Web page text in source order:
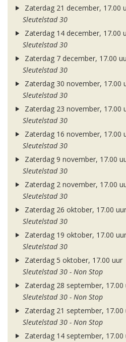
Zaterdag 21 december, 17.00
Sleutelstad 30
Zaterdag 14 december, 17.00
Sleutelstad 30
Zaterdag 7 december, 17.00
Sleutelstad 30
Zaterdag 30 november, 17.00
Sleutelstad 30
Zaterdag 23 november, 17.00
Sleutelstad 30
Zaterdag 16 november, 17.00
Sleutelstad 30
Zaterdag 9 november, 17.00
Sleutelstad 30
Zaterdag 2 november, 17.00
Sleutelstad 30
Zaterdag 26 oktober, 17.00 uur
Sleutelstad 30
Zaterdag 19 oktober, 17.00 uur
Sleutelstad 30
Zaterdag 5 oktober, 17.00 uur
Sleutelstad 30 - Non Stop
Zaterdag 28 september, 17.00
Sleutelstad 30 - Non Stop
Zaterdag 21 september, 17.00
Sleutelstad 30 - Non Stop
Zaterdag 14 september, 17.00